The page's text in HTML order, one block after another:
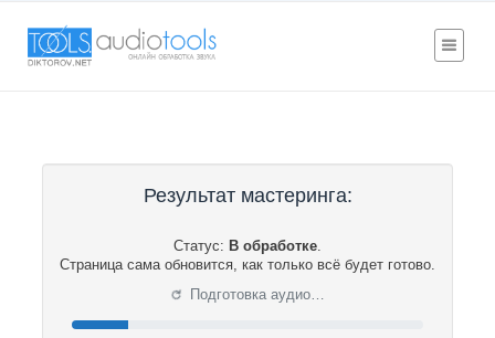
Результат мастеринга:
Статус: В обработке.
Страница сама обновится, как только всё будет готово.
⟳ Подготовка аудио…